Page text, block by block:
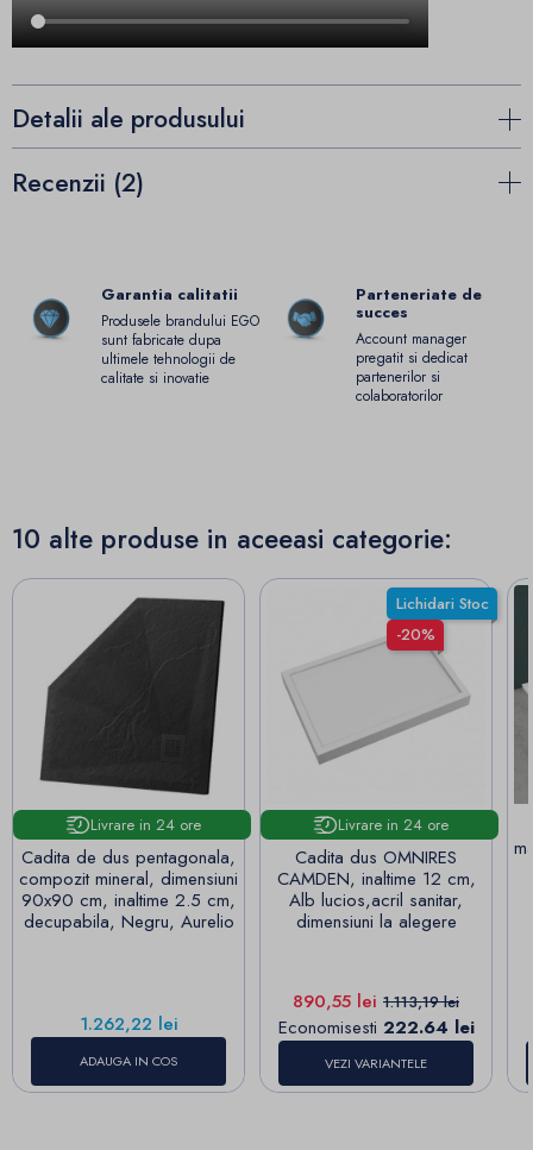
Detalii ale produsului
Recenzii (2)
Garantia calitatii
Produsele brandului EGO
sunt fabricate dupa
ultimele tehnologii de
calitate si inovatie
Parteneriate de
succes
Account manager
pregatit si dedicat
partenerilor si
colaboratorilor
10 alte produse in aceeasi categorie:
Livrare in 24 ore
Cadita de dus pentagonala,
compozit mineral, dimensiuni
90x90 cm, inaltime 2.5 cm,
decupabila, Negru, Aurelio
Pret
1.262,22 lei
ADAUGA IN COS
Lichidari Stoc
-20%
Livrare in 24 ore
Cadita dus OMNIRES
CAMDEN, inaltime 12 cm,
Alb lucios,acril sanitar,
dimensiuni la alegere
Pret
890,55 lei Pret de baza
1.113,19 lei
Economisesti 222.64 lei
VEZI VARIANTELE